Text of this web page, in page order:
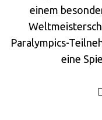
einem
Paralympics-
eine